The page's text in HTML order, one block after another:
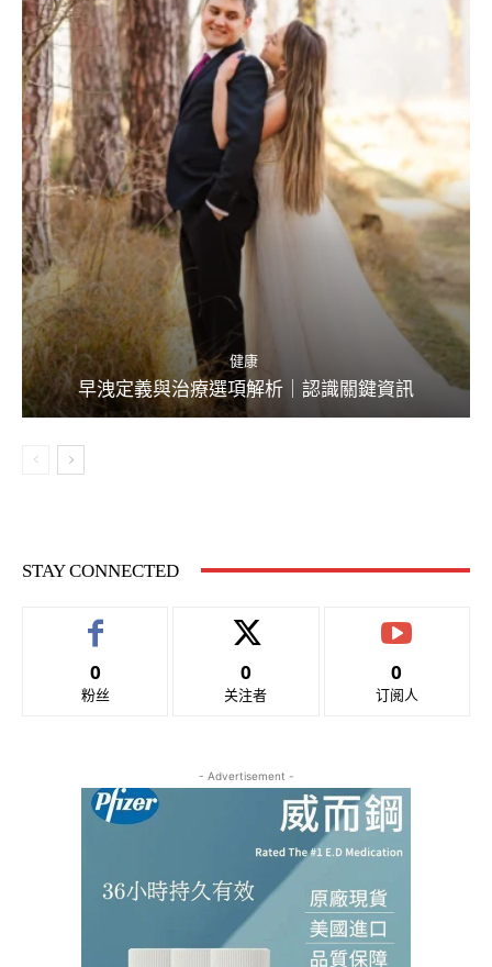
健康
早洩定義與治療選項解析｜認識關鍵資訊
STAY CONNECTED
0
粉丝
0
关注者
0
订阅人
- Advertisement -